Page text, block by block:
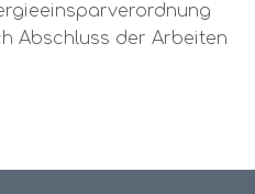
Abschluss der Arbeiten